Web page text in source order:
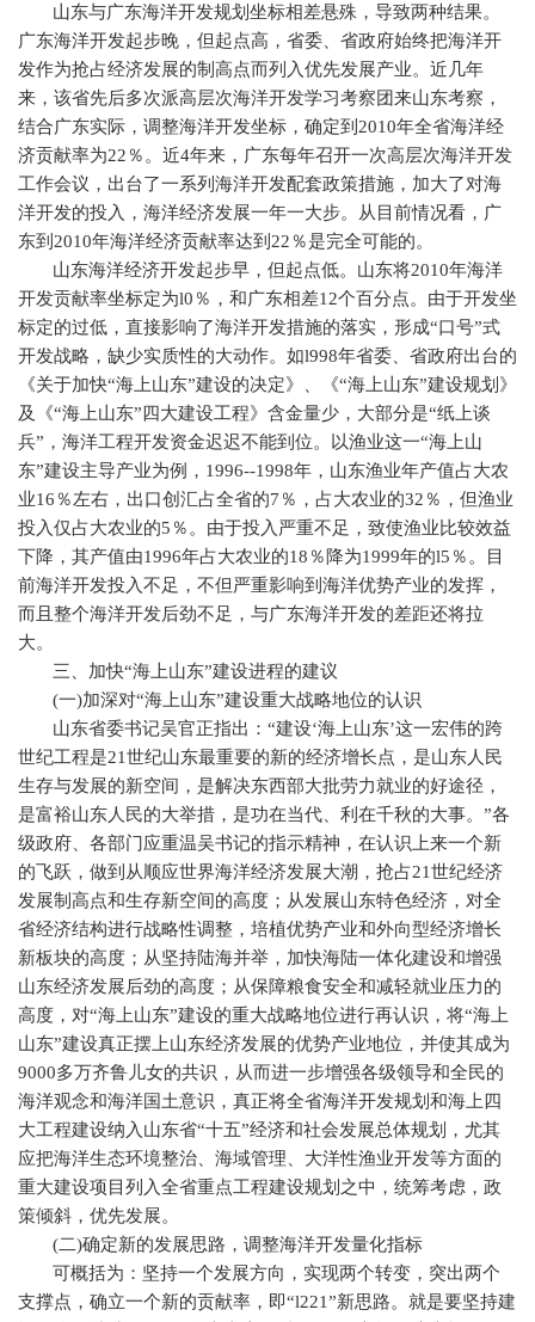
山东与广东海洋开发规划坐标相差悬殊，导致两种结果。
广东海洋开发起步晚，但起点高，省委、省政府始终把海洋开
发作为抢占经济发展的制高点而列入优先发展产业。近几年
来，该省先后多次派高层次海洋开发学习考察团来山东考察，
结合广东实际，调整海洋开发坐标，确定到 2010年全省海洋经
济贡献率为22 ％。近4年来，广东每年召开一次高层次海洋开发
工作会议，出台了一系列海洋开发配套政策措施，加大了对海
洋开发的投入，海洋经济发展一年一大步。从目前情况看，广
东到 2010年海洋经济贡献率达到 22 ％是完全可能的。
山东海洋经济开发起步早，但起点低。山东将2010年海洋
开发贡献率坐标定为l0 ％，和广东相差12个百分点。由于开发坐
标定的过低，直接影响了海洋开发措施的落实，形成“口号”式
开发战略，缺少实质性的大动作。如l998年省委、省政府出台的
《关于加快“海上山东”建设的决定》、《“海上山东”建设规划》
及《“海上山东”四大建设工程》含金量少，大部分是“纸上谈
兵”，海洋工程开发资金迟迟不能到位。以渔业这一“海上山
东”建设主导产业为例， 1996--1998年，山东渔业年产值占大农
业16 ％左右，出口创汇占全省的7 ％，占大农业的32 ％，但渔业
投入仅占大农业的5 ％。由于投入严重不足，致使渔业比较效益
下降，其产值由1996年占大农业的18 ％降为1999年的l5 ％。目
前海洋开发投入不足，不但严重影响到海洋优势产业的发挥，
而且整个海洋开发后劲不足，与广东海洋开发的差距还将拉
大。
三、加快“海上山东”建设进程的建议
(一)加深对“海上山东”建设重大战略地位的认识
山东省委书记吴官正指出：“建设‘海上山东’这一宏伟的跨
世纪工程是21世纪山东最重要的新的经济增长点，是山东人民
生存与发展的新空间，是解决东西部大批劳力就业的好途径，
是富裕山东人民的大举措，是功在当代、利在千秋的大事。”各
级政府、各部门应重温吴书记的指示精神，在认识上来一个新
的飞跃，做到从顺应世界海洋经济发展大潮，抢占21世纪经济
发展制高点和生存新空间的高度；从发展山东特色经济，对全
省经济结构进行战略性调整，培植优势产业和外向型经济增长
新板块的高度；从坚持陆海并举，加快海陆一体化建设和增强
山东经济发展后劲的高度；从保障粮食安全和减轻就业压力的
高度，对“海上山东”建设的重大战略地位进行再认识，将“海上
山东”建设真正摆上山东经济发展的优势产业地位，并使其成为
9000多万齐鲁儿女的共识，从而进一步增强各级领导和全民的
海洋观念和海洋国土意识，真正将全省海洋开发规划和海上四
大工程建设纳入山东省“十五”经济和社会发展总体规划，尤其
应把海洋生态环境整治、海域管理、大洋性渔业开发等方面的
重大建设项目列入全省重点工程建设规划之中，统筹考虑，政
策倾斜，优先发展。
(二)确定新的发展思路，调整海洋开发量化指标
可概括为：坚持一个发展方向，实现两个转变，突出两个
支撑点，确立一个新的贡献率，即“l221”新思路。就是要坚持建